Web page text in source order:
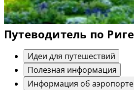
Путеводитель по Риге
Идеи для путешествий
Полезная информация
Информация об аэропорте